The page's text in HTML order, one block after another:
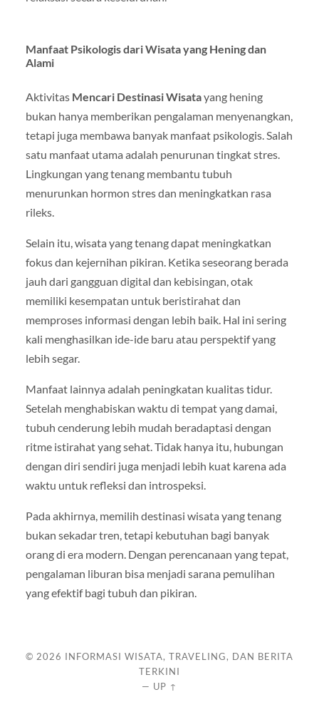
Manfaat Psikologis dari Wisata yang Hening dan
Alami
Aktivitas Mencari Destinasi Wisatayang hening
bukan hanya memberikan pengalaman menyenangkan,
tetapi juga membawa banyak manfaat psikologis. Salah
satu manfaat utama adalah penurunan tingkat stres.
Lingkungan yang tenang membantu tubuh
menurunkan hormon stres dan meningkatkan rasa
rileks.
Selain itu, wisata yang tenang dapat meningkatkan
fokus dan kejernihan pikiran. Ketika seseorang berada
jauh dari gangguan digital dan kebisingan, otak
memiliki kesempatan untuk beristirahat dan
memproses informasi dengan lebih baik. Hal ini sering
kali menghasilkan ide-ide baru atau perspektif yang
lebih segar.
Manfaat lainnya adalah peningkatan kualitas tidur.
Setelah menghabiskan waktu di tempat yang damai,
tubuh cenderung lebih mudah beradaptasi dengan
ritme istirahat yang sehat. Tidak hanya itu, hubungan
dengan diri sendiri juga menjadi lebih kuat karena ada
waktu untuk refleksi dan introspeksi.
Pada akhirnya, memilih destinasi wisata yang tenang
bukan sekadar tren, tetapi kebutuhan bagi banyak
orang di era modern. Dengan perencanaan yang tepat,
pengalaman liburan bisa menjadi sarana pemulihan
yang efektif bagi tubuh dan pikiran.
© 2026 INFORMASI WISATA, TRAVELING, DAN BERITA
TERKINI
— UP ↑